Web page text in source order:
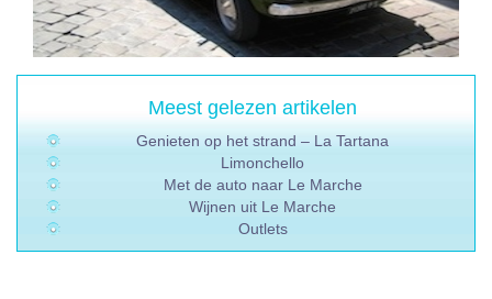
Meest gelezen artikelen
Genieten op het strand – La Tartana
Limonchello
Met de auto naar Le Marche
Wijnen uit Le Marche
Outlets